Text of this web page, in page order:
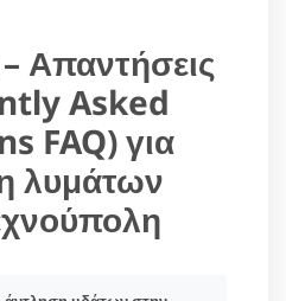
Απαντήσεις
Asked
FAQ) για
λυμάτων